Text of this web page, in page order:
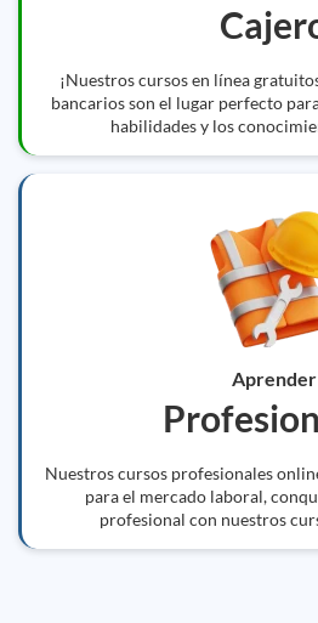
¡Nuestros cursos en línea
bancarios son el lugar perfecto
habilidades y los
Aprender
Nuestros cursos profesionales
para el mercado laboral,
profesional con nuestros